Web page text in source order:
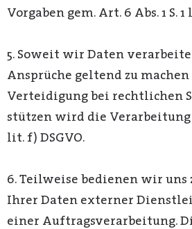
Vorgaben gem. Art. 6 Abs. 1 S. 1
5. Soweit wir Daten
Ansprüche geltend zu machen
Verteidigung bei rechtlichen
stützen wird die Verarbeitung
lit. f) DSGVO.
6. Teilweise bedienen wir uns
Ihrer Daten externer
einer Auftragsverarbeitung.